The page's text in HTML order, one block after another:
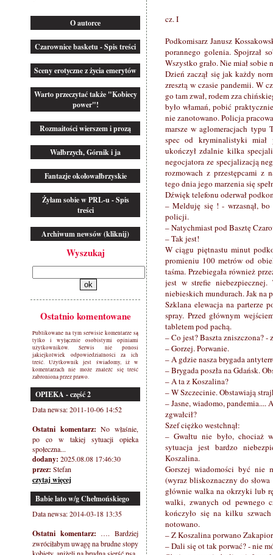
O autorce
Czarownice basketu - Spis treści
Sceny erotyczne z życia emerytów
Warto przeczytać także "Kobiecy
power"!
Rozmaitości wierszem i prozą
Wałbrzych, Górnik i ja
Fantazje okołowałbrzyskie
Żyłam sobie w PRL-u - Spis
treści
Archiwum newsów (kliknij)
Wyszukaj
Ostatnio komentowane
Publikowane na tym serwisie komentarze są
tylko i wyłącznie osobistymi opiniami
użytkowników. Serwis nie ponosi
jakiejkolwiek odpowiedzialności za ich
treść. Użytkownik jest świadomy, iż w
komentarzach nie może znaleźć się treść
zabroniona przez prawo.
OPIEKA - część 2
Data newsa: 2011-10-06 14:52
Ostatni komentarz: No właśnie,
po co w takiej sytuacji opieka
społeczna...
dodany: 2025.08.08 17:46:30
przez: Stefan
czytaj więcej
Babie lato w/g Chełmońskiego
Data newsa: 2014-03-18 13:35
Ostatni komentarz: …. Bardziej
zwróciłabym uwagę na brudne stopy
cz. I
Podkomisarz Janusz
porannego golenia. Spojrzał
Wszystko grało. Nie miał sobie
Dzień zaczął się jak każdy
zresztą w czasie pandemii. W
go tam zwał, rodem zza
było włamań, pobić
nie zanotowano. Policja
marsze w aglomeracjach typu
spec od kryminalistyki
ukończył zdalnie kilka
negocjatora ze specjalizacją
rozmowach z przestępcami z
tego dnia jego marzenia się
Dźwięk telefonu oderwał
– Melduję się ! - wrzasnął, bo
policji.
– Natychmiast pod Basztę
– Tak jest!
W ciągu piętnastu minut
promieniu 100 metrów od
taśma. Przebiegała również
jest w strefie
niebieskich mundurach. Jak na
Szklana elewacja na parterze
spray. Przed głównym
tabletem pod pachą.
– Co jest? Baszta zniszczona? -
– Gorzej. Porwanie.
– A gdzie nasza brygada
– Brygada poszła na Gdańsk.
– A ta z Koszalina?
– W Szczecinie. Obstawiają
– Jasne, wiadomo, pandemia....
zgwałcił?
Szef ciężko westchnął:
– Gwałtu nie było, chociaż
sytuacja jest bardzo
Koszalina.
Gorszej wiadomości być nie
(wyraz bliskoznaczny do
głównie walka na okrzyki lub
walki, zwanych od pewnego
kończyło się na kilku
notowano.
– Z Koszalina porwano
– Dali się ot tak porwać? - nie